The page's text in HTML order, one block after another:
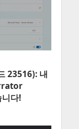
23516): 내
다!